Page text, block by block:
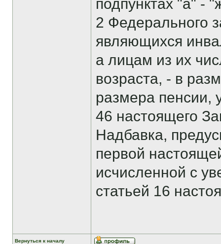
подпунктах "а" -
2 Федерального
являющихся
а лицам из их
возраста, - в
размера пенсии,
46 настоящего
Надбавка,
первой
исчисленной с
статьей 16
Вернуться к началу